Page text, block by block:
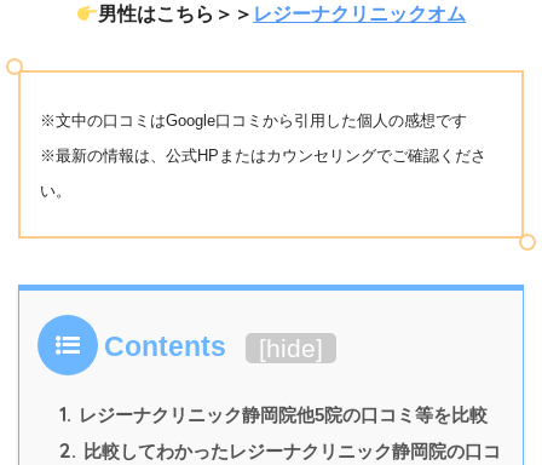
男性はこちら＞＞ レジーナクリニックオム
※文中の口コミはGoogle口コミから引用した個人の感想です
※最新の情報は、公式HPまたはカウンセリングでご確認くださ
い。
Contents [hide]
1. レジーナクリニック静岡院他5院の口コミ等を比較
2. 比較してわかったレジーナクリニック静岡院の口コ